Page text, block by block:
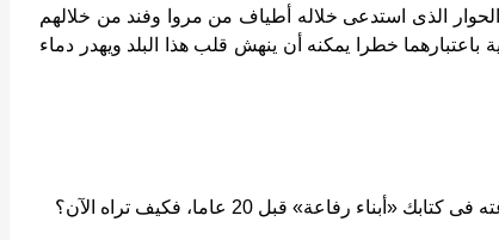
الذى استدعى خلاله أطياف من مروا وفند من خلالهم
خطرا يمكنه أن ينهش قلب هذا البلد ويهدر دماء
رفاعة» قبل 20 عاما، فكيف تراه الآن؟